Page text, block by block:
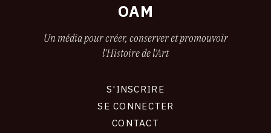
OAM
Un média pour créer, conserver et promouvoir
l'Histoire de l'Art
S'INSCRIRE
SE CONNECTER
CONTACT